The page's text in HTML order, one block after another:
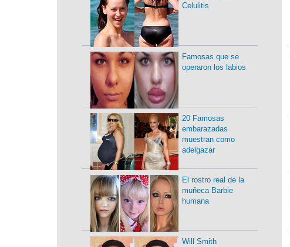
Celulitis
Famosas que se
operaron los labios
20 Famosas
embarazadas
muestran como
adelgazar
El rostro real de la
muñeca Barbie
humana
Will Smith